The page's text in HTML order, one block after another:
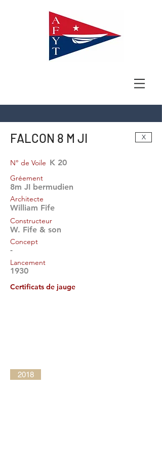
FALCON 8 M JI X
K 20
N° de Voile
Gréement
8m JI bermudien
Architecte
William Fife
Constructeur
W. Fife & son
Concept
-
Lancement
1930
Certificats de jauge
2018